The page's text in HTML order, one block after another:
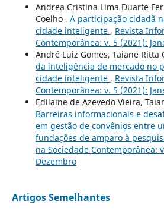
Andrea Cristina Lima Duarte
Coelho , A participação cidadã
cidade inteligente , Revista
Contemporânea: v. 5 (2021):
André Luiz Gomes, Taiane Ritta
da inteligência de mercado no
cidade inteligente , Revista
Contemporânea: v. 5 (2021):
Edilaine de Azevedo Vieira,
Barreiras informacionais e
em gestão de convênios entre
fundações de amparo à
na Sociedade Contemporânea:
Dezembro
Artigos Semelhantes